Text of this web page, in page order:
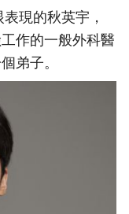
現的秋英宇，
作的一般外科醫
弟子。